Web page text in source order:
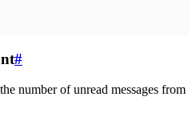
#
number of unread messages from